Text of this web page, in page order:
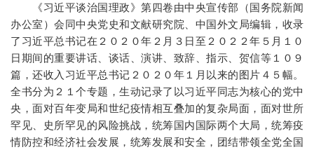
《习近平谈治国理政》第四卷由中央宣传部（国务院新闻
办公室）会同中央党史和文献研究院、中国外文局编辑，收录
了习近平总书记在２０２０年２月３日至２０２２年５月１０
日期间的重要讲话、谈话、演讲、致辞、指示、贺信等１０９
篇，还收入习近平总书记２０２０年１月以来的图片４５幅。
全书分为２１个专题，生动记录了以习近平同志为核心的党中
央，面对百年变局和世纪疫情相互叠加的复杂局面，面对世所
罕见、史所罕见的风险挑战，统筹国内国际两个大局，统筹疫
情防控和经济社会发展，统筹发展和安全，团结带领全党全国